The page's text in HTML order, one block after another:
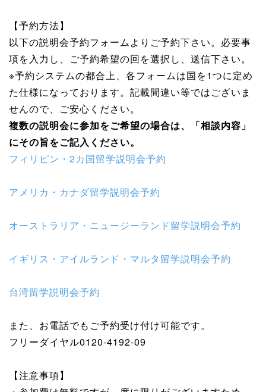
【予約方法】
以下の説明会予約フォームよりご予約下さい。必要事
項を入力し、ご予約希望の回を選択し、送信下さい。
※予約システムの都合上、各フォームは国を1つに定め
た仕様になっております。記載間違い等ではございま
せんので、ご安心ください。
複数の説明会に参加をご希望の場合は、「相談内容」
にその旨をご記入ください。
フィリピン・2カ国留学説明会予約
アメリカ・カナダ留学説明会予約
オーストラリア・ニュージーランド留学説明会予約
イギリス・アイルランド・マルタ留学説明会予約
台湾留学説明会予約
また、お電話でもご予約受け付け可能です。
フリーダイヤル0120-4192-09
【注意事項】